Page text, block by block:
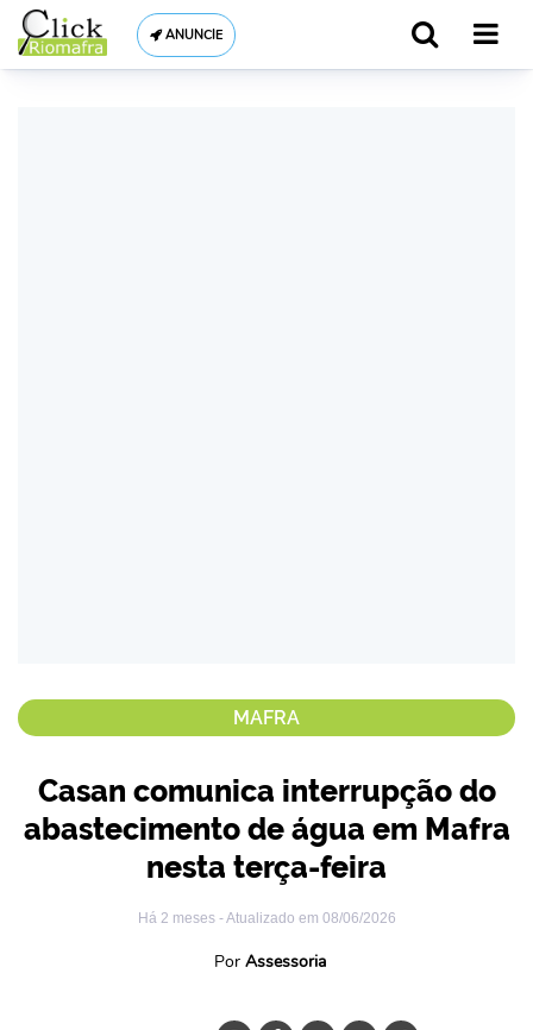
ANUNCIE
MAFRA
Casan comunica interrupção do
abastecimento de água em Mafra
nesta terça-feira
Há 2 meses - Atualizado em 08/06/2026
Por Assessoria